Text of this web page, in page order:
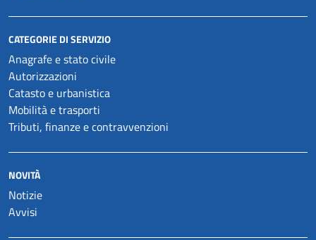
CATEGORIE DI SERVIZIO
Anagrafe e stato civile
Autorizzazioni
Catasto e urbanistica
Mobilità e trasporti
Tributi, finanze e contravvenzioni
NOVITÀ
Notizie
Avvisi